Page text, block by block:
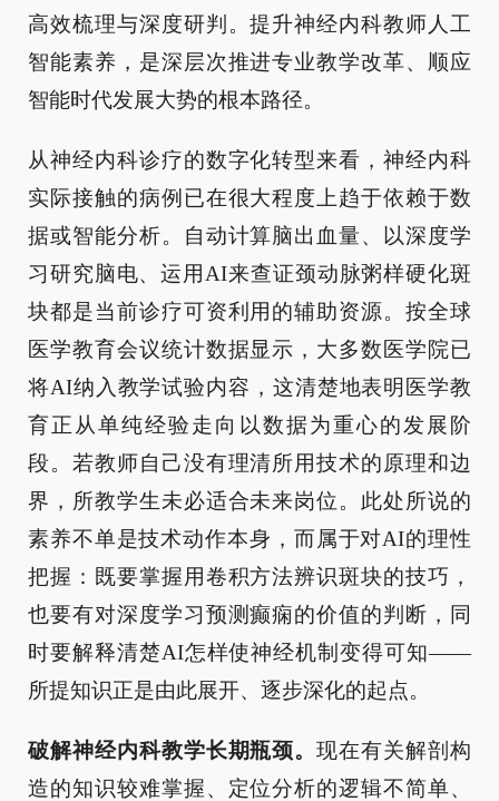
高效梳理与深度研判。提升神经内科教师人工
智能素养，是深层次推进专业教学改革、顺应
智能时代发展大势的根本路径。
从神经内科诊疗的数字化转型来看，神经内科
实际接触的病例已在很大程度上趋于依赖于数
据或智能分析。自动计算脑出血量、以深度学
习研究脑电、运用AI来查证颈动脉粥样硬化斑
块都是当前诊疗可资利用的辅助资源。按全球
医学教育会议统计数据显示，大多数医学院已
将AI纳入教学试验内容，这清楚地表明医学教
育正从单纯经验走向以数据为重心的发展阶
段。若教师自己没有理清所用技术的原理和边
界，所教学生未必适合未来岗位。此处所说的
素养不单是技术动作本身，而属于对AI的理性
把握：既要掌握用卷积方法辨识斑块的技巧，
也要有对深度学习预测癫痫的价值的判断，同
时要解释清楚AI怎样使神经机制变得可知——
所提知识正是由此展开、逐步深化的起点。
破解神经内科教学长期瓶颈。现在有关解剖构
造的知识较难掌握、定位分析的逻辑不简单、